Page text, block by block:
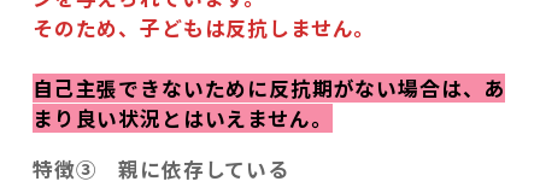
そのため、子どもは反抗しません。
自己主張できないために反抗期がない場合は、あ
まり良い状況とはいえません。
特徴③ 親に依存している